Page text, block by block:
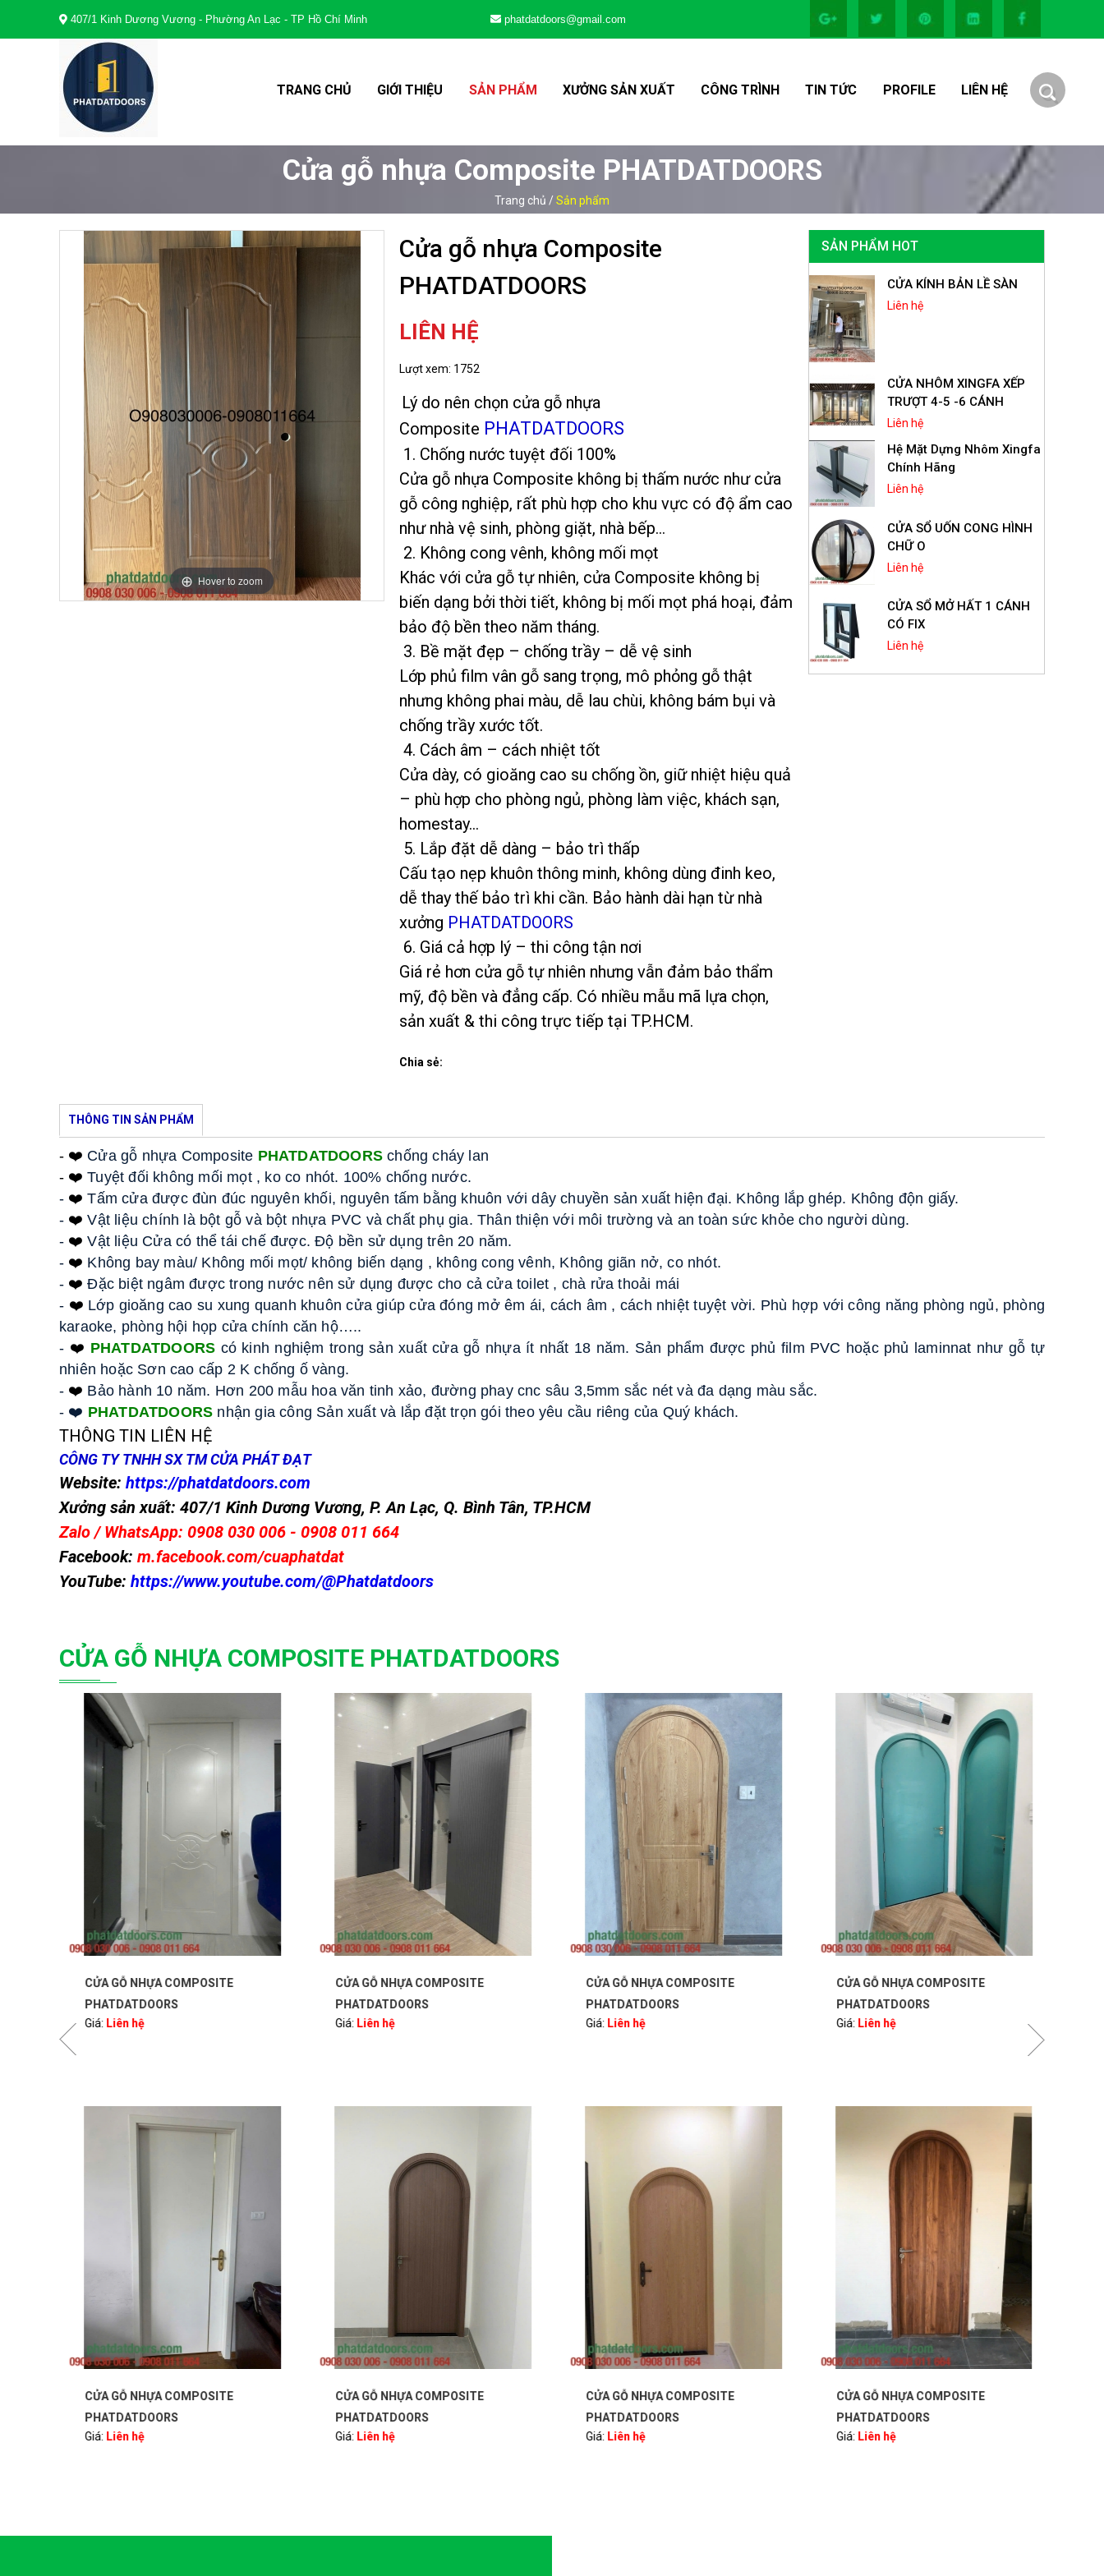
407/1 Kinh Dương Vương - Phường An Lạc - TP Hồ Chí Minh phatdatdoors@gmail.com
TRANG CHỦ GIỚI THIỆU SẢN PHẨM XƯỞNG SẢN XUẤT CÔNG TRÌNH TIN TỨC PROFILE LIÊN HỆ
Cửa gỗ nhựa Composite PHATDATDOORS
Trang chủ / Sản phẩm
Hover to zoom
Cửa gỗ nhựa Composite
PHATDATDOORS
LIÊN HỆ
Lượt xem: 1752
Lý do nên chọn cửa gỗ nhựa
Composite PHATDATDOORS
1. Chống nước tuyệt đối 100%
Cửa gỗ nhựa Composite không bị thấm nước như cửa
gỗ công nghiệp, rất phù hợp cho khu vực có độ ẩm cao
như nhà vệ sinh, phòng giặt, nhà bếp…
2. Không cong vênh, không mối mọt
Khác với cửa gỗ tự nhiên, cửa Composite không bị
biến dạng bởi thời tiết, không bị mối mọt phá hoại, đảm
bảo độ bền theo năm tháng.
3. Bề mặt đẹp – chống trầy – dễ vệ sinh
Lớp phủ film vân gỗ sang trọng, mô phỏng gỗ thật
nhưng không phai màu, dễ lau chùi, không bám bụi và
chống trầy xước tốt.
4. Cách âm – cách nhiệt tốt
Cửa dày, có gioăng cao su chống ồn, giữ nhiệt hiệu quả
– phù hợp cho phòng ngủ, phòng làm việc, khách sạn,
homestay…
5. Lắp đặt dễ dàng – bảo trì thấp
Cấu tạo nẹp khuôn thông minh, không dùng đinh keo,
dễ thay thế bảo trì khi cần. Bảo hành dài hạn từ nhà
xưởng PHATDATDOORS
6. Giá cả hợp lý – thi công tận nơi
Giá rẻ hơn cửa gỗ tự nhiên nhưng vẫn đảm bảo thẩm
mỹ, độ bền và đẳng cấp. Có nhiều mẫu mã lựa chọn,
sản xuất & thi công trực tiếp tại TP.HCM.
Chia sẻ:
SẢN PHẨM HOT
CỬA KÍNH BẢN LỀ SÀN
Liên hệ
CỬA NHÔM XINGFA XẾP
TRƯỢT 4-5 -6 CÁNH
Liên hệ
Hệ Mặt Dựng Nhôm Xingfa
Chính Hãng
Liên hệ
CỬA SỔ UỐN CONG HÌNH
CHỮ O
Liên hệ
CỬA SỔ MỞ HẤT 1 CÁNH
CÓ FIX
Liên hệ
CỬA NHÔM KÍNH MẶT
CỬA GIẤU KHUÔN
Liên hệ
Liên hệ
CỬA GIẤU KHUÔN
THÔNG TIN SẢN PHẨM
- ❤️ Cửa gỗ nhựa Composite PHATDATDOORS chống cháy lan
- ❤️ Tuyệt đối không mối mọt , ko co nhót. 100% chống nước.
- ❤️Tấm cửa được đùn đúc nguyên khối, nguyên tấm bằng khuôn với dây chuyền sản xuất hiện đại. Không lắp ghép. Không độn giấy.
- ❤️Vật liệu chính là bột gỗ và bột nhựa PVC và chất phụ gia. Thân thiện với môi trường và an toàn sức khỏe cho người dùng.
- ❤️Vật liệu Cửa có thể tái chế được. Độ bền sử dụng trên 20 năm.
- ❤️ Không bay màu/ Không mối mọt/ không biến dạng , không cong vênh, Không giãn nở, co nhót.
- ❤️Đặc biệt ngâm được trong nước nên sử dụng được cho cả cửa toilet , chà rửa thoải mái
- ❤️ Lớp gioăng cao su xung quanh khuôn cửa giúp cửa đóng mở êm ái, cách âm , cách nhiệt tuyệt vời. Phù hợp với công năng phòng ngủ, phòng
karaoke, phòng hội họp cửa chính căn hộ…..
- ❤️ PHATDATDOORS có kinh nghiệm trong sản xuất cửa gỗ nhựa ít nhất 18 năm. Sản phẩm được phủ film PVC hoặc phủ laminnat như gỗ tự
nhiên hoặc Sơn cao cấp 2 K chống ố vàng.
- ❤️ Bảo hành 10 năm. Hơn 200 mẫu hoa văn tinh xảo, đường phay cnc sâu 3,5mm sắc nét và đa dạng màu sắc.
- ❤️ PHATDATDOORS nhận gia công Sản xuất và lắp đặt trọn gói theo yêu cầu riêng của Quý khách.
THÔNG TIN LIÊN HỆ
CÔNG TY TNHH SX TM CỬA PHÁT ĐẠT
Website: https://phatdatdoors.com
Xưởng sản xuất: 407/1 Kinh Dương Vương, P. An Lạc, Q. Bình Tân, TP.HCM
Zalo / WhatsApp: 0908 030 006 - 0908 011 664
Facebook: m.facebook.com/cuaphatdat
YouTube: https://www.youtube.com/@Phatdatdoors
CỬA GỖ NHỰA COMPOSITE PHATDATDOORS
CỬA GỖ NHỰA COMPOSITE
PHATDATDOORS
Giá:Liên hệ
CỬA GỖ NHỰA COMPOSITE
PHATDATDOORS
Giá:Liên hệ
CỬA GỖ NHỰA COMPOSITE
PHATDATDOORS
Giá:Liên hệ
CỬA GỖ NHỰA COMPOSITE
PHATDATDOORS
Giá:Liên hệ
CỬA GỖ NHỰA COMPOSITE
PHATDATDOORS
Giá:Liên hệ
CỬA GỖ NHỰA COMPOSITE
PHATDATDOORS
Giá:Liên hệ
CỬA GỖ NHỰA COMPOSITE
PHATDATDOORS
Giá:Liên hệ
CỬA GỖ NHỰA COMPOSITE
PHATDATDOORS
Giá:Liên hệ